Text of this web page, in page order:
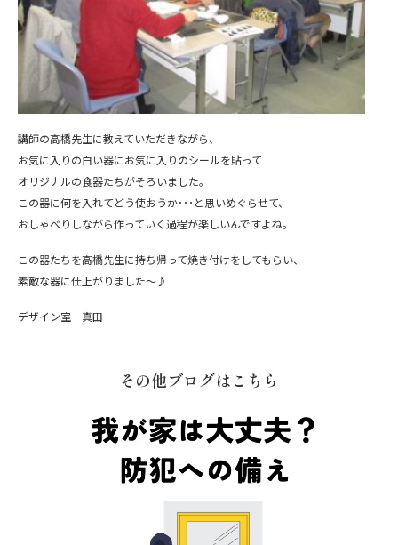
講師の高橋先生に教えていただきながら、
お気に入りの白い器にお気に入りのシールを貼って
オリジナルの食器たちがそろいました。
この器に何を入れてどう使おうか･･･と思いめぐらせて、
おしゃべりしながら作っていく過程が楽しいんですよね。
この器たちを高橋先生に持ち帰って焼き付けをしてもらい、
素敵な器に仕上がりました～♪
デザイン室 真田
その他ブログはこちら